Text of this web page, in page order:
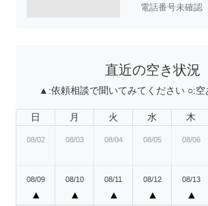
電話番号未確認
直近の空き状況
▲:依頼相談で聞いてみてください ○:空
日 月 火 水 木
08/02 08/03 08/04 08/05 08/06
08/09
▲
08/10
▲
08/11
▲
08/12
▲
08/13
▲